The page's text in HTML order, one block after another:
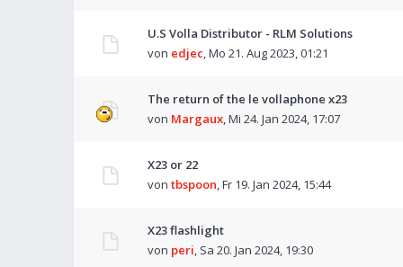
U.S Volla Distributor - RLM Solutions
von edjec,Mo 21. Aug 2023, 01:21
The return of the le vollaphone x23
von Margaux,Mi 24. Jan 2024, 17:07
X23 or 22
von tbspoon,Fr 19. Jan 2024, 15:44
X23 flashlight
von peri, Sa 20. Jan 2024, 19:30